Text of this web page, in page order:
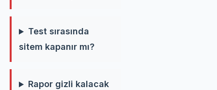
Test sırasında
sitem kapanır mı?
Rapor gizli kalacak